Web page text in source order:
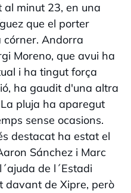
al minut 23, en una
que el porter
Andorra
Moreno, que avui ha
i ha tingut força
ha gaudit d'una altra
pluja ha aparegut
sense ocasions.
destacat ha estat el
Sánchez i Marc
de l´Estadi
davant de Xipre, però